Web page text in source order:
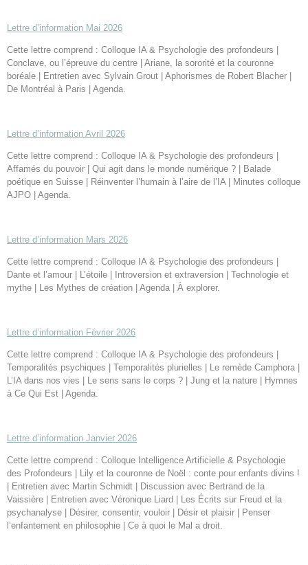
Lettre d’information Mai 2026
Cette lettre comprend : Colloque IA & Psychologie des profondeurs |
Conclave, ou l’épreuve du centre | Ariane, la sororité et la couronne
boréale | Entretien avec Sylvain Grout | Aphorismes de Robert Blacher |
De Montréal à Paris | Agenda.
Lettre d’information Avril 2026
Cette lettre comprend : Colloque IA & Psychologie des profondeurs |
Affamés du pouvoir | Qui agit dans le monde numérique ? | Balade
poétique en Suisse | Réinventer l’humain à l’aire de l’IA | Minutes colloque
AJPO | Agenda.
Lettre d’information Mars 2026
Cette lettre comprend : Colloque IA & Psychologie des profondeurs |
Dante et l’amour | L’étoile | Introversion et extraversion | Technologie et
mythe | Les Mythes de création | Agenda | À explorer.
Lettre d’information Février 2026
Cette lettre comprend : Colloque IA & Psychologie des profondeurs |
Temporalités psychiques | Temporalités plurielles | Le remède Camphora |
L’IA dans nos vies | Le sens sans le corps ? | Jung et la nature | Hymnes
à Ce Qui Est | Agenda.
Lettre d’information Janvier 2026
Cette lettre comprend : Colloque Intelligence Artificielle & Psychologie
des Profondeurs | Lily et la couronne de Noël : conte pour enfants divins !
| Entretien avec Martin Schmidt | Discussion avec Bertrand de la
Vaissière | Entretien avec Véronique Liard | Les Écrits sur Freud et la
psychanalyse | Désirer, consentir, vouloir | Désir et plaisir | Penser
l’enfantement en philosophie | Ce à quoi le Mal a droit.